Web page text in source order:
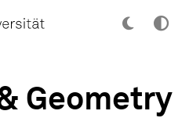
Geometry